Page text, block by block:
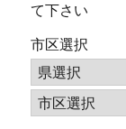
て下さい
市区選択